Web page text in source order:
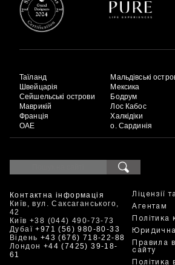
Таїланд
Швейцарія
Сейшельські острови
Маврикій
Франція
ОАЕ
Мальдівські
Мексика
Бодрум
Лос Кабос
Халкідіки
о. Сардинія
Контактна інформація
Київ, вул. Саксаганського,
42
Київ +38 (044) 490-73-73
Дубаї+971 (56) 980-80-33
Відень +43 (676) 718-22-88
Лондон +44 (7425) 39-18-
61
Ліцензії
Агентам
Політика
Правила
сайту
Політика